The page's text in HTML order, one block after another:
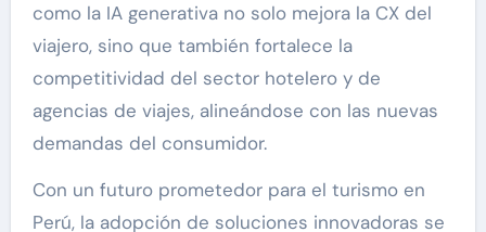
como la IA generativa no solo mejora la CX del
viajero, sino que también fortalece la
competitividad del sector hotelero y de
agencias de viajes, alineándose con las nuevas
demandas del consumidor.
Con un futuro prometedor para el turismo en
Perú, la adopción de soluciones innovadoras se